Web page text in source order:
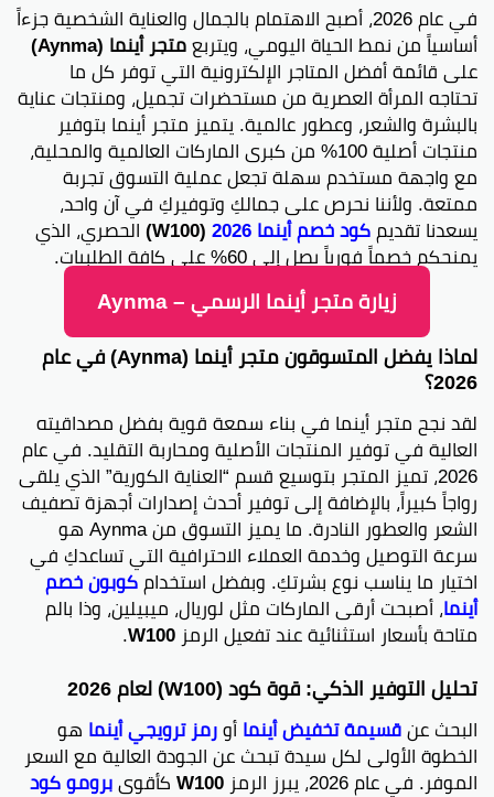
في عام 2026، أصبح الاهتمام بالجمال والعناية الشخصية جزءاً
أساسياً من نمط الحياة اليومي، ويتربعمتجر أينما (Aynma)
على قائمة أفضل المتاجر الإلكترونية التي توفر كل ما
تحتاجه المرأة العصرية من مستحضرات تجميل، ومنتجات عناية
بالبشرة والشعر، وعطور عالمية. يتميز متجر أينما بتوفير
منتجات أصلية 100% من كبرى الماركات العالمية والمحلية،
مع واجهة مستخدم سهلة تجعل عملية التسوق تجربة
ممتعة. ولأننا نحرص على جمالكِ وتوفيركِ في آن واحد،
يسعدنا تقديمكود خصم أينما 2026 (W100) الحصري، الذي
يمنحكم خصماً فورياً يصل إلى 60% على كافة الطلبيات.
زيارة متجر أينما الرسمي – Aynma
لماذا يفضل المتسوقون متجر أينما (Aynma) في عام
2026؟
لقد نجح متجر أينما في بناء سمعة قوية بفضل مصداقيته
العالية في توفير المنتجات الأصلية ومحاربة التقليد. في عام
2026، تميز المتجر بتوسيع قسم “العناية الكورية” الذي يلقى
رواجاً كبيراً، بالإضافة إلى توفير أحدث إصدارات أجهزة تصفيف
الشعر والعطور النادرة. ما يميز التسوق من Aynma هو
سرعة التوصيل وخدمة العملاء الاحترافية التي تساعدكِ في
اختيار ما يناسب نوع بشرتكِ. وبفضل استخدامكوبون خصم
أينما، أصبحت أرقى الماركات مثل لوريال، ميبيلين، وذا بالم
متاحة بأسعار استثنائية عند تفعيل الرمز W100
.
تحليل التوفير الذكي: قوة كود (W100) لعام 2026
البحث عنقسيمة تخفيض أينماأورمز ترويجي أينما هو
الخطوة الأولى لكل سيدة تبحث عن الجودة العالية مع السعر
الموفر. في عام 2026، يبرز الرمز W100كأقوىبرومو كود